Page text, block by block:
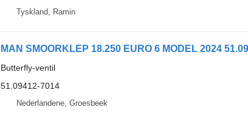
Tyskland, Ramin
MAN SMOORKLEP 18.250 EURO 6 MODEL 2024
Butterfly-ventil
51.09412-7014
Nederlandene, Groesbeek